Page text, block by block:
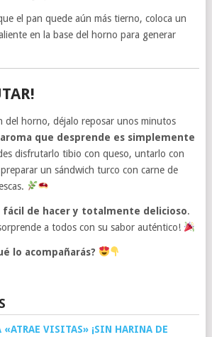
el pan quede aún más tierno, coloca un
en la base del horno para generar
del horno, déjalo reposar unos minutos
aroma que desprende es simplemente
disfrutarlo tibio con queso, untarlo con
un sándwich turco con carne de
fácil de hacer y totalmente delicioso.
a todos con su sabor auténtico!
lo acompañarás?
«ATRAE VISITAS» ¡SIN HARINA DE